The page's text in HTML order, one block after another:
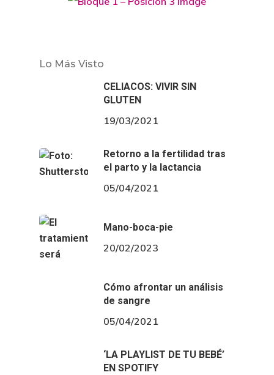
Lo Más Visto
CELIACOS: VIVIR SIN
GLUTEN
19/03/2021
Retorno a la fertilidad tras
el parto y la lactancia
05/04/2021
Mano-boca-pie
20/02/2023
Cómo afrontar un análisis
de sangre
05/04/2021
‘LA PLAYLIST DE TU BEBÉ’
EN SPOTIFY